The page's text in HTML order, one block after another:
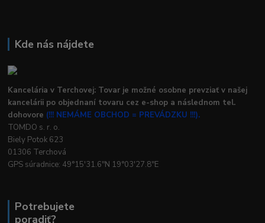
Kde nás nájdete
Kancelária v Terchovej: Tovar je možné osobne prevziať v našej
kancelárii po objednaní tovaru cez e-shop a následnom tel.
dohovore (!!! NEMÁME OBCHOD = PREVÁDZKU !!!).
TOMDO s. r. o.
Biely Potok 623
01306 Terchová
GPS súradnice: 49°15'31.6"N 19°03'27.8"E
Potrebujete
poradiť?